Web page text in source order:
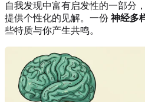
自我发现中富有启发性的一部分
提供个性化的见解。一份 神经多
些特质与你产生共鸣。